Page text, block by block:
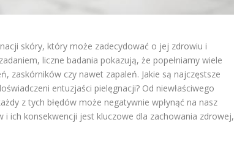
skóry, który może zadecydować o jej zdrowiu i
liczne badania pokazują, że popełniamy wiele
zaskórników czy nawet zapaleń. Jakie są najczęstsze
entuzjaści pielęgnacji? Od niewłaściwego
z tych błędów może negatywnie wpłynąć na nasz
i ich konsekwencji jest kluczowe dla zachowania zdrowej,